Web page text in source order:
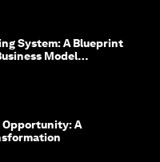
System: A Blueprint
Model
Opportunity: A